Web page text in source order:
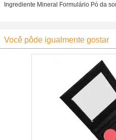
Ingrediente Mineral Formulário Pó da
Você pôde igualmente gostar